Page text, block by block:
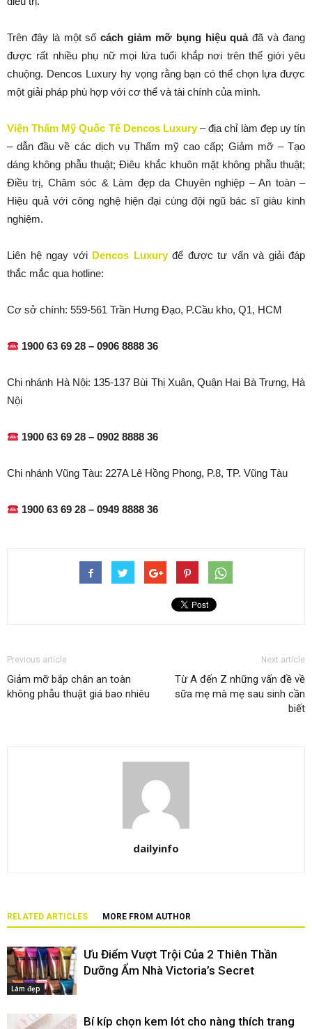
Trên đây là một sốcách giảm mỡ bụng hiệu quảđã và đang
được rất nhiều phụ nữ mọi lứa tuổi khắp nơi trên thế giới yêu
chuộng. Dencos Luxury hy vọng rằng bạn có thể chọn lựa được
một giải pháp phù hợp với cơ thể và tài chính của mình.
Viện Thẩm Mỹ Quốc Tế Dencos Luxury– địa chỉ làm đẹp uy tín
– dẫn đầu về các dịch vụ Thẩm mỹ cao cấp; Giảm mỡ – Tạo
dáng không phẫu thuật; Điêu khắc khuôn mặt không phẫu thuật;
Điều trị, Chăm sóc & Làm đẹp da Chuyên nghiệp – An toàn –
Hiệu quả với công nghệ hiện đại cùng đội ngũ bác sĩ giàu kinh
nghiệm.
Liên hệ ngay với Dencos Luxuryđể được tư vấn và giải đáp
thắc mắc qua hotline:
Cơ sở chính: 559-561 Trần Hưng Đạo, P.Cầu kho, Q1, HCM
1900 63 69 28 – 0906 8888 36
Chi nhánh Hà Nội: 135-137 Bùi Thị Xuân, Quận Hai Bà Trưng, Hà
Nội
1900 63 69 28 – 0902 8888 36
Chi nhánh Vũng Tàu: 227A Lê Hồng Phong, P.8, TP. Vũng Tàu
1900 63 69 28 – 0949 8888 36
Previous article
Giảm mỡ bắp chân an toàn
không phẫu thuật giá bao nhiêu
Next article
Từ A đến Z những vấn đề về
sữa mẹ mà mẹ sau sinh cần
biết
dailyinfo
RELATED ARTICLES MORE FROM AUTHOR
Làm đẹp
Ưu Điểm Vượt Trội Của 2 Thiên Thần
Dưỡng Ẩm Nhà Victoria’s Secret
Bí kíp chọn kem lót cho nàng thích trang